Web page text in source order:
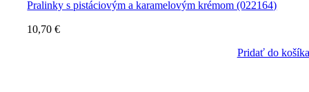
Pralinky s pistáciovým a karamelovým krémom (022164)
10,70€
Pridať do košíka